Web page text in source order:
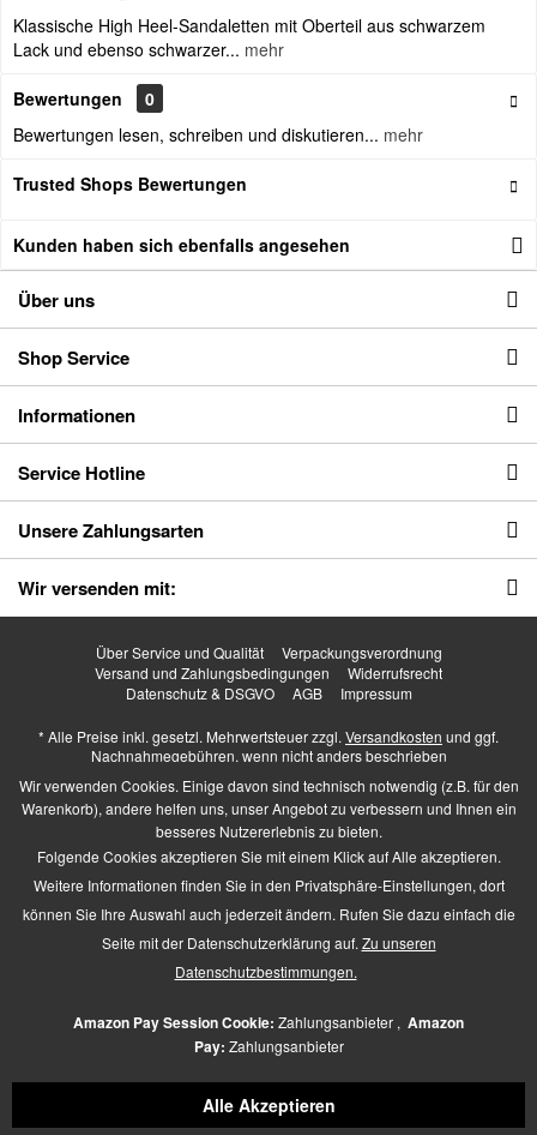
Klassische High Heel-Sandaletten mit Oberteil aus schwarzem
Lack und ebenso schwarzer... mehr
Bewertungen
0
Bewertungen lesen, schreiben und diskutieren... mehr
Trusted Shops Bewertungen
Kunden haben sich ebenfalls angesehen
Über uns
Shop Service
Informationen
Service Hotline
Unsere Zahlungsarten
Wir versenden mit:
Über Service und Qualität
Verpackungsverordnung
Versand und Zahlungsbedingungen
Widerrufsrecht
Datenschutz & DSGVO
AGB Impressum
* Alle Preise inkl. gesetzl. Mehrwertsteuer zzgl. Versandkosten und ggf.
Nachnahmegebühren, wenn nicht anders beschrieben
Higher Heels - All Rights Reserved. Design byTC-Innovations GmbH
Wir verwenden Cookies. Einige davon sind technisch notwendig (z.B. für den
Warenkorb), andere helfen uns, unser Angebot zu verbessern und Ihnen ein
besseres Nutzererlebnis zu bieten.
Folgende Cookies akzeptieren Sie mit einem Klick auf Alle akzeptieren.
Weitere Informationen finden Sie in den Privatsphäre-Einstellungen, dort
können Sie Ihre Auswahl auch jederzeit ändern. Rufen Sie dazu einfach die
Seite mit der Datenschutzerklärung auf. Zu unseren
Datenschutzbestimmungen.
Amazon Pay Session Cookie: Zahlungsanbieter , Amazon
Pay: Zahlungsanbieter
Alle Akzeptieren
Barrierefrei Hilfswerkzeuge
Kontrast +
Links hervorheben
Größerer Text
Zusätzliche Beschreibung
Navigation per Tab-Taste